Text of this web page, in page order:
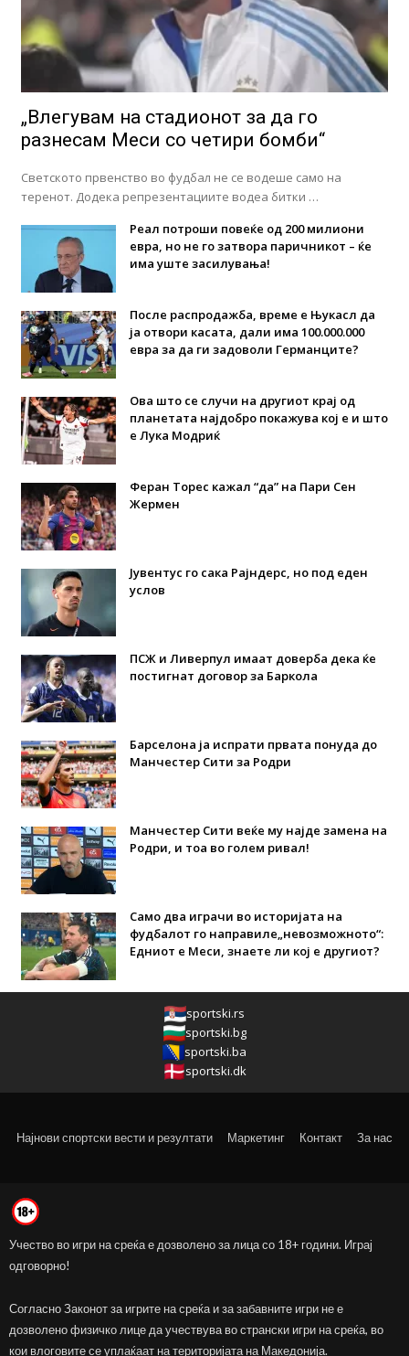
„Влегувам на стадионот за да го
разнесам Меси со четири бомби“
Светското првенство во фудбал не се водеше само на
теренот. Додека репрезентациите водеа битки …
Реал потроши повеќе од 200 милиони
евра, но не го затвора паричникот – ќе
има уште засилувања!
После распродажба, време е Њукасл да
ја отвори касата, дали има 100.000.000
евра за да ги задоволи Германците?
Ова што се случи на другиот крај од
планетата најдобро покажува кој е и што
е Лука Модриќ
Феран Торес кажал “да” на Пари Сен
Жермен
Јувентус го сака Рајндерс, но под еден
услов
ПСЖ и Ливерпул имаат доверба дека ќе
постигнат договор за Баркола
Барселона ја испрати првата понуда до
Манчестер Сити за Родри
Манчестер Сити веќе му најде замена на
Родри, и тоа во голем ривал!
Само два играчи во историјата на
фудбалот го направиле„невозможното“:
Едниот е Меси, знаете ли кој е другиот?
sportski.rs
sportski.bg
sportski.ba
sportski.dk
Најнови спортски вести и резултати Маркетинг Контакт За нас
Учество во игри на среќа е дозволено за лица со 18+ години. Играј
одговорно!
Согласно Законот за игрите на среќа и за забавните игри не е
дозволено физичко лице да учествува во странски игри на среќа, во
кои влоговите се уплаќаат на територијата на Македонија.